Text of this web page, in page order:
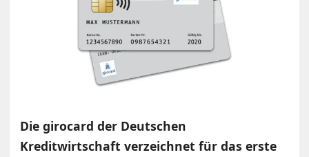
Die girocard der Deutschen
Kreditwirtschaft verzeichnet für das erste